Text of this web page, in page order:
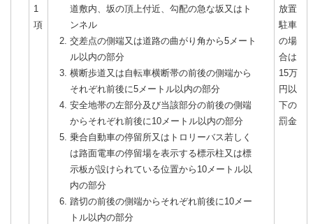
1
項
道敷内、坂の頂上付近、勾配の急な坂又はト
ンネル
交差点の側端又は道路の曲がり角から5メート
ル以内の部分
横断歩道又は自転車横断帯の前後の側端から
それぞれ前後に5メートル以内の部分
安全地帯の左部分及び当該部分の前後の側端
からそれぞれ前後に10メートル以内の部分
乗合自動車の停留所又はトロリーバス若しく
は路面電車の停留場を表示する標示柱又は標
示板が設けられている位置から10メートル以
内の部分
踏切の前後の側端からそれぞれ前後に10メー
トル以内の部分
放置
駐車
の場
合は
15万
円以
下の
罰金